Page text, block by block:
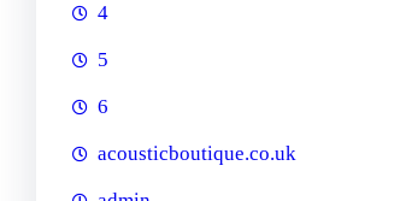
4
5
6
acousticboutique.co.uk